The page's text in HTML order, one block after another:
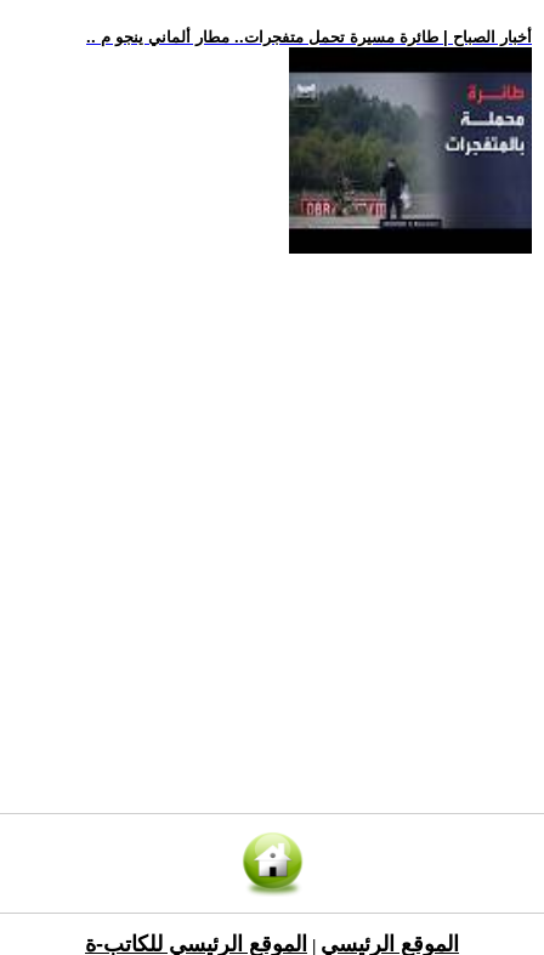
.. أخبار الصباح | طائرة مسيرة تحمل متفجرات.. مطار ألماني ينجو م
الموقع الرئيسي الموقع الرئيسي للكاتب-ة